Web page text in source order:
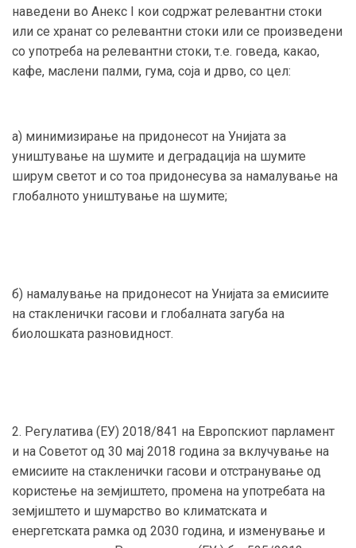
наведени во Анекс I кои содржат релевантни стоки
или се хранат со релевантни стоки или се произведени
со употреба на релевантни стоки, т.е. говеда, какао,
кафе, маслени палми, гума, соја и дрво, со цел:
а) минимизирање на придонесот на Унијата за
уништување на шумите и деградација на шумите
ширум светот и со тоа придонесува за намалување на
глобалното уништување на шумите;
б) намалување на придонесот на Унијата за емисиите
на стакленички гасови и глобалната загуба на
биолошката разновидност.
2. Регулатива (ЕУ) 2018/841 на Европскиот парламент
и на Советот од 30 мај 2018 година за вклучување на
емисиите на стакленички гасови и отстранување од
користење на земјиштето, промена на употребата на
земјиштето и шумарство во климатската и
енергетската рамка од 2030 година, и изменување и